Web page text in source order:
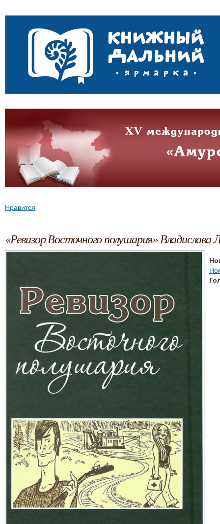
Нравится
«Ревизор Восточного полушария» Владислава